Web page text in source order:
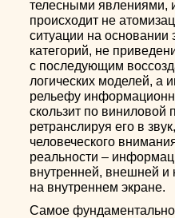
телесными явлениями,
происходит не
ситуации на основании
категорий, не
с последующим
логических моделей, а
рельефу
скользит по виниловой
ретранслируя его в
человеческого
реальности –
внутренней, внешней и
на внутреннем экране.
Самое